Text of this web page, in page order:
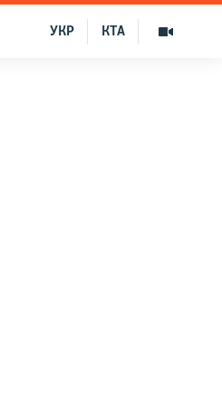
КТА
УКР